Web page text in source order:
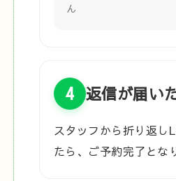
ん
4 返信が届い
スタッフから折り返し
たら、ご予約完了とな